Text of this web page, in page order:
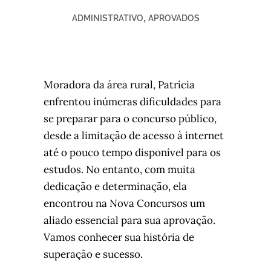
ADMINISTRATIVO, APROVADOS
Moradora da área rural, Patrícia
enfrentou inúmeras dificuldades para
se preparar para o concurso público,
desde a limitação de acesso à internet
até o pouco tempo disponível para os
estudos. No entanto, com muita
dedicação e determinação, ela
encontrou na Nova Concursos um
aliado essencial para sua aprovação.
Vamos conhecer sua história de
superação e sucesso.